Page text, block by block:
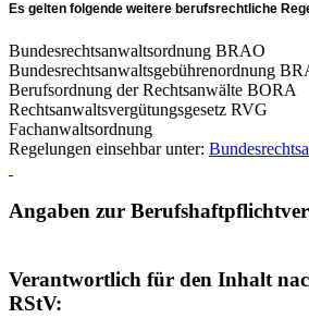
Es gelten folgende weitere berufsrechtliche
Bundesrechtsanwaltsordnung BRAO
Bundesrechtsanwaltsgebührenordnung
Berufsordnung der Rechtsanwälte BORA
Rechtsanwaltsvergütungsgesetz RVG
Fachanwaltsordnung
Regelungen einsehbar unter:
Angaben zur
Verantwortlich für den Inhalt
RStV: